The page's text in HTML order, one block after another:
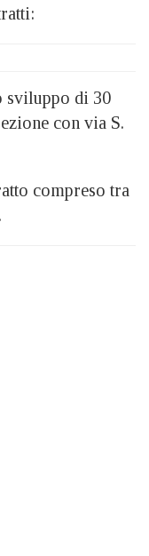
sviluppo di 30
con via S.
compreso tra